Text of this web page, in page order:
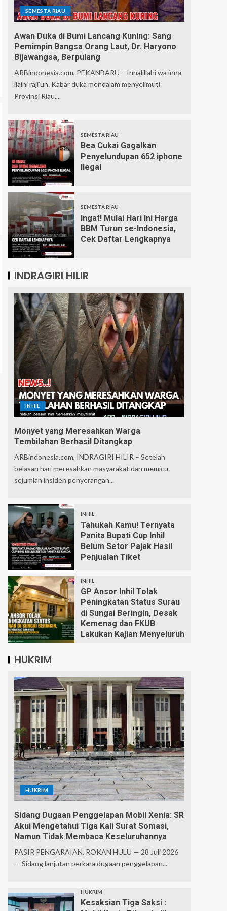
SEMESTA RIAU
Awan Duka di Bumi Lancang Kuning: Sang
Pemimpin Bangsa Orang Laut, Dr. Haryono
Bijawangsa, Berpulang
ARBindonesia.com, PEKANBARU – Innalillahi wa inna
ilaihi raji’un. Kabar duka mendalam menyelimuti
Provinsi Riau....
SEMESTA RIAU
Bea Cukai Gagalkan
Penyelundupan 652 iphone
Ilegal
SEMESTA RIAU
Ingat! Mulai Hari Ini Harga
BBM Turun se-Indonesia,
Cek Daftar Lengkapnya
INDRAGIRI HILIR
INHIL
Monyet yang Meresahkan Warga
Tembilahan Berhasil Ditangkap
ARBindonesia.com, INDRAGIRI HILIR – Setelah
belasan hari meresahkan masyarakat dan memicu
sejumlah insiden penyerangan...
INHIL
Tahukah Kamu! Ternyata
Panita Bupati Cup Inhil
Belum Setor Pajak Hasil
Penjualan Tiket
INHIL
GP Ansor Inhil Tolak
Peningkatan Status Surau
di Sungai Beringin, Desak
Kemenag dan FKUB
Lakukan Kajian Menyeluruh
HUKRIM
HUKRIM
Sidang Dugaan Penggelapan Mobil Xenia: SR
Akui Mengetahui Tiga Kali Surat Somasi,
Namun Tidak Membaca Keseluruhannya
PASIR PENGARAIAN, ROKAN HULU — 28 Juli 2026
— Sidang lanjutan perkara dugaan penggelapan...
HUKRIM
Kesaksian Tiga Saksi :